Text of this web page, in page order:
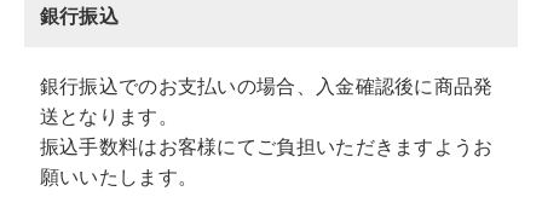
銀行振込
銀行振込でのお支払いの場合、入金確認後に商品発
送となります。
振込手数料はお客様にてご負担いただきますようお
願いいたします。